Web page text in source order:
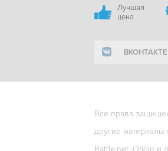
Лучшая
цена
ВКОНТАКТЕ
Все права
другие
Battle.net, Origin и